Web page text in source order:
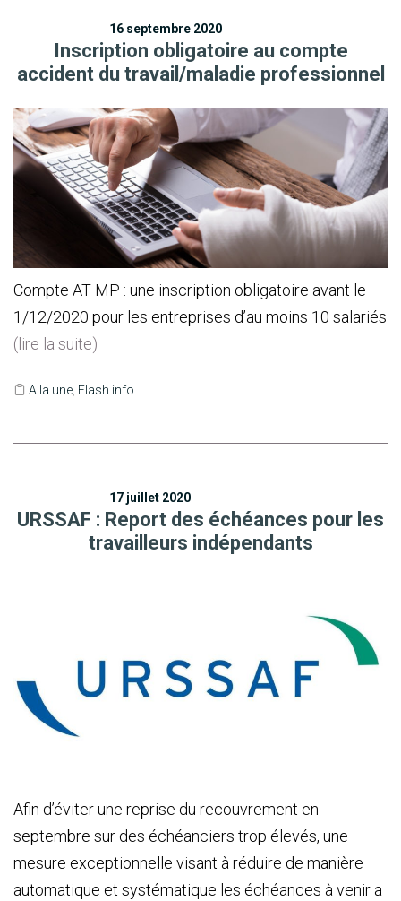
16 septembre 2020
Inscription obligatoire au compte
accident du travail/maladie professionnel
Compte AT MP : une inscription obligatoire avant le
1/12/2020 pour les entreprises d’au moins 10 salariés
(lire la suite)
A la une, Flash info
17 juillet 2020
URSSAF : Report des échéances pour les
travailleurs indépendants
Afin d’éviter une reprise du recouvrement en
septembre sur des échéanciers trop élevés, une
mesure exceptionnelle visant à réduire de manière
automatique et systématique les échéances à venir a